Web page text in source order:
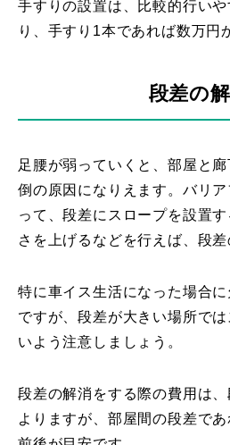
手すりの設置は、比較的行い
り、手すり1本であれば数万円
段差の
足腰が弱っていくと、部屋と
倒の原因になりえます。バリ
って、段差にスロープを設置
さを上げるなどを行えば、段差
特に車イス生活になった場合
ですが、段差が大きい場所で
いよう注意しましょう。
段差の解消をする際の費用は
よりますが、部屋間の段差で